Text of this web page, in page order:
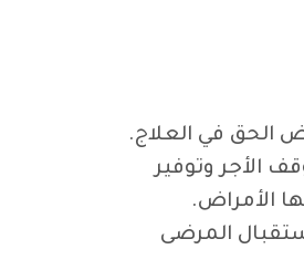
الحق في العلاج.
الأجر وتوفير
الأمراض.
المرضى